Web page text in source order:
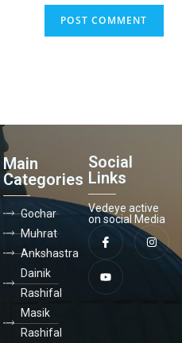
Main
Categories
Gochar
Muhrat
Ankshastra
Dainik
Rashifal
Masik
Rashifal
Social
Links
Vedeye active
on social Media